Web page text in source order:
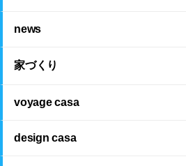
news
家づくり
voyage casa
design casa